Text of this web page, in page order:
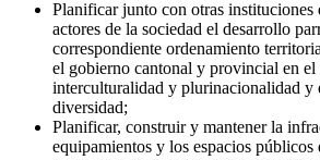
Planificar junto con otras
actores de la sociedad el desarrollo
correspondiente ordenamiento
el gobierno cantonal y provincial en el
interculturalidad y plurinacionalidad y
diversidad;
Planificar, construir y mantener la
equipamientos y los espacios públicos